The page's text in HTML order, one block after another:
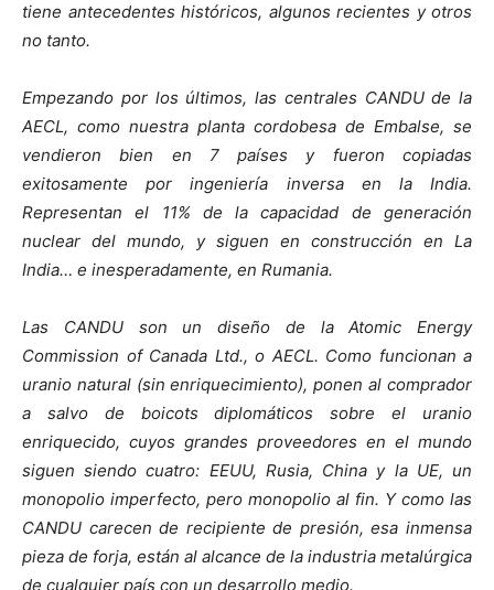
tiene antecedentes históricos, algunos recientes y otros
no tanto.
Empezando por los últimos, las centrales CANDU de la
AECL, como nuestra planta cordobesa de Embalse, se
vendieron bien en 7 países y fueron copiadas
exitosamente por ingeniería inversa en la India.
Representan el 11% de la capacidad de generación
nuclear del mundo, y siguen en construcción en La
India… e inesperadamente, en Rumania.
Las CANDU son un diseño de la Atomic Energy
Commission of Canada Ltd., o AECL. Como funcionan a
uranio natural (sin enriquecimiento), ponen al comprador
a salvo de boicots diplomáticos sobre el uranio
enriquecido, cuyos grandes proveedores en el mundo
siguen siendo cuatro: EEUU, Rusia, China y la UE, un
monopolio imperfecto, pero monopolio al fin. Y como las
CANDU carecen de recipiente de presión, esa inmensa
pieza de forja, están al alcance de la industria metalúrgica
de cualquier país con un desarrollo medio.